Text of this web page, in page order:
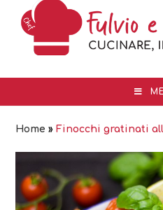
Home »Finocchi gratinati